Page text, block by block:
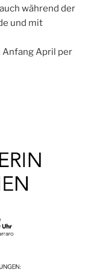
während der
und mit
April per